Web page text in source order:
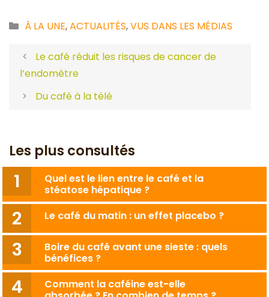
Catégories
À LA UNE,ACTUALITÉS,VUS DANS LES MÉDIAS
Le café réduit les risques de cancer de
l’endomètre
Du café à la télé
Les plus consultés
Quel est le lien entre le café et la
stéatose hépatique ?
Le café du matin : un effet placebo ?
Boire du café avant une sieste : quels
bénéfices ?
Comment la caféine est-elle